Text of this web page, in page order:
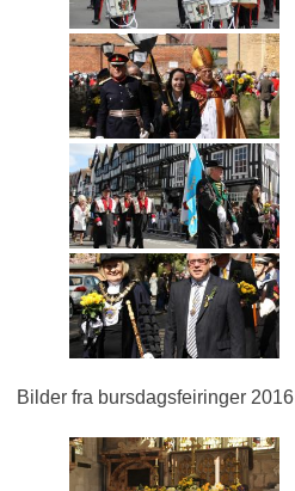
Bilder fra bursdagsfeiringer 2016